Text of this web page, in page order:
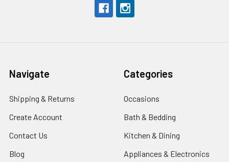
Navigate
Shipping & Returns
Create Account
Contact Us
Blog
Categories
Occasions
Bath & Bedding
Kitchen & Dining
Appliances & Electronics